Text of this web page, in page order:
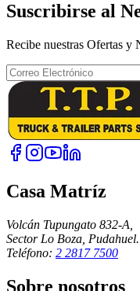
Suscribirse al
Recibe nuestras Ofertas y
Casa Matríz
Volcán Tupungato 832-A,
Sector Lo Boza, Pudahuel.
Teléfono: 2 2817 7500
Sobre nosotros